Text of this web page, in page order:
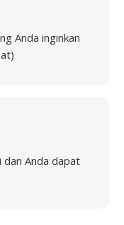
Anda inginkan
Anda dapat